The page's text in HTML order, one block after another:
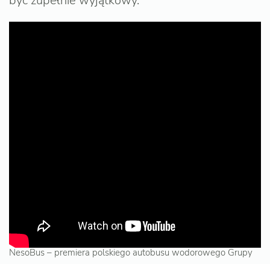
NesoBus – premiera polskiego autobusu wodorowego Grupy